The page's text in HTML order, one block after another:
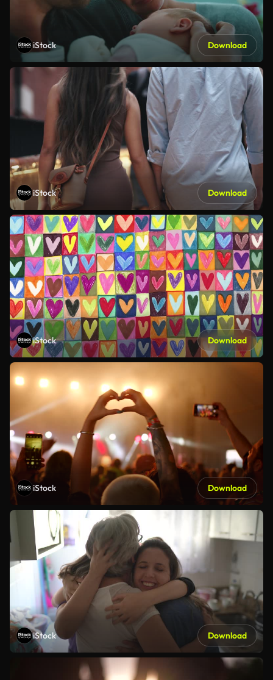
iStock Download
iStock Download
iStock Download
iStock Download
iStock Download